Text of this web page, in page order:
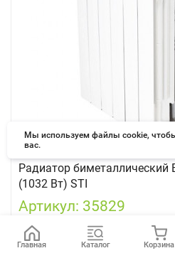
Радиатор биметаллический
(1032 Вт) STI
Артикул: 35829
Биметаллический радиатор Bi 500*80
Допускается установка в любые
Главная Каталог Корзина
Мы используем файлы cookie,
вас.